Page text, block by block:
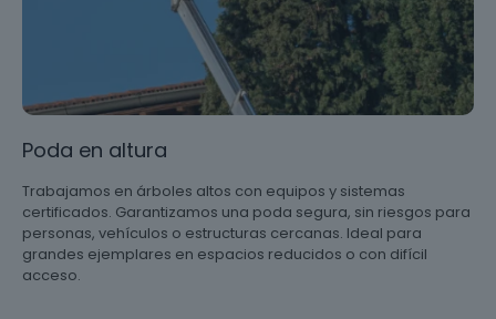
Poda en altura
Trabajamos en árboles altos con equipos y sistemas
certificados. Garantizamos una poda segura, sin riesgos para
personas, vehículos o estructuras cercanas. Ideal para
grandes ejemplares en espacios reducidos o con difícil
acceso.